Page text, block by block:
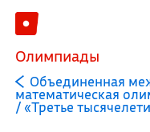
Олимпиады
Объединенная
математическая
/ «Третье